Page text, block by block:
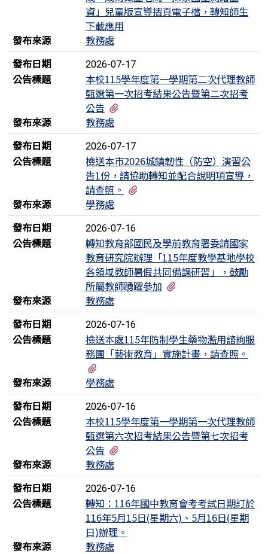
資」兒童版宣導摺頁電子檔，轉知師生
下載應用
發布來源
教務處
發布日期
2026-07-17
公告標題
本校115學年度第一學期第二次代理教師
甄選第一次招考結果公告暨第二次招考
公告
發布來源
教務處
發布日期
2026-07-17
公告標題
檢送本市2026城鎮韌性（防空）演習公
告1份，請協助轉知並配合說明項宣導，
請查照。
發布來源
學務處
發布日期
2026-07-16
公告標題
轉知教育部國民及學前教育署委請國家
教育研究院辦理「115年度教學基地學校
各領域教師暑假共同備課研習」，鼓勵
所屬教師踴躍參加
發布來源
教務處
發布日期
2026-07-16
公告標題
檢送本處115年防制學生藥物濫用諮詢服
務團「藝術教育」實施計畫，請查照。
發布來源
學務處
發布日期
2026-07-16
公告標題
本校115學年度第一學期第一次代理教師
甄選第六次招考結果公告暨第七次招考
公告
發布來源
教務處
發布日期
2026-07-16
公告標題
轉知：116年國中教育會考考試日期訂於
116年5月15日(星期六)、5月16日(星期
日)辦理。
發布來源
教務處